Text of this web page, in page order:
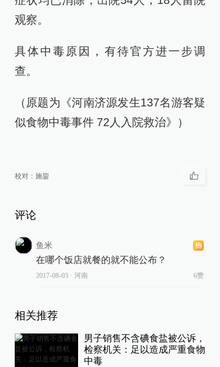
观察。
具体中毒原因，有待官方进一步调
查。
（原题为《河南济源发生137名游客疑
似食物中毒事件 72人入院救治》）
校对： 施鋆
评论
鱼米
在哪个饭店就餐的就不能公布？
2017-08-03∙ 河南 6赞
相关推荐
男子销售不含碘食盐被公诉，
检察机关：足以造成严重食物
中毒